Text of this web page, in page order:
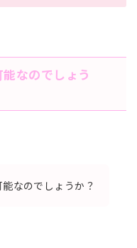
なのでしょう
なのでしょうか？